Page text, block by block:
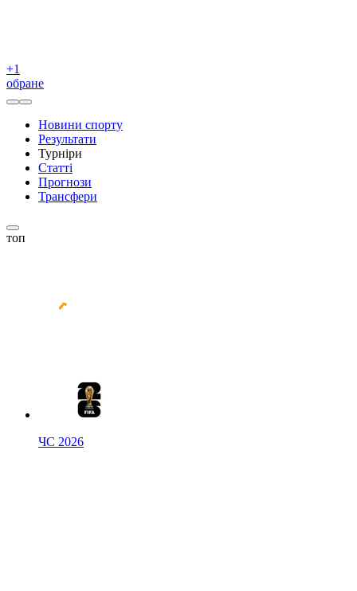
+1
обране
Новини спорту
Результати
Турніри
Статті
Прогнози
Трансфери
топ
ЧС 2026